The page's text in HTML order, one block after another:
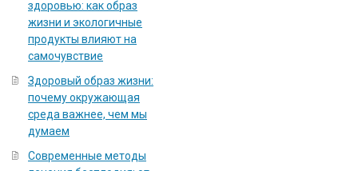
здоровью: как образ
жизни и экологичные
продукты влияют на
самочувствие
Здоровый образ жизни:
почему окружающая
среда важнее, чем мы
думаем
Современные методы